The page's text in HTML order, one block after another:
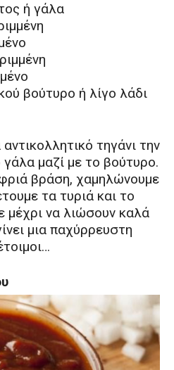
ή γάλα
βούτυρο ή λίγο λάδι
τηγάνι την
μαζί με το βούτυρο.
βράση, χαμηλώνουμε
τα τυριά και το
μέχρι να λιώσουν καλά
μια παχύρρευστη